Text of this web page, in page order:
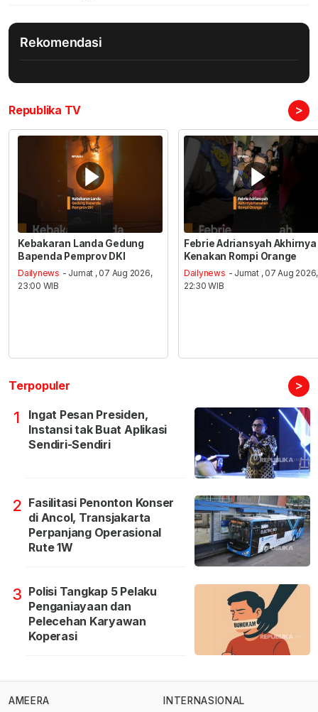
Rekomendasi
Republika TV >
Kebakaran Landa Gedung
Bapenda Pemprov DKI
Dailynews - Jumat , 07 Aug 2026,
23:00 WIB
Febrie Adriansyah Akhirnya
Kenakan Rompi Orange
Dailynews - Jumat , 07 Aug 2026,
22:30 WIB
Terpopuler >
1
Ingat Pesan Presiden,
Instansi tak Buat Aplikasi
Sendiri-Sendiri
2 Fasilitasi Penonton Konser
di Ancol, Transjakarta
Perpanjang Operasional
Rute 1W
3 Polisi Tangkap 5 Pelaku
Penganiayaan dan
Pelecehan Karyawan
Koperasi
AMEERA INTERNASIONAL